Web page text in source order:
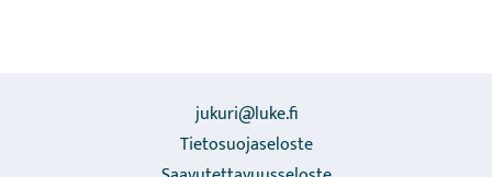
jukuri@luke.fi
Tietosuojaseloste